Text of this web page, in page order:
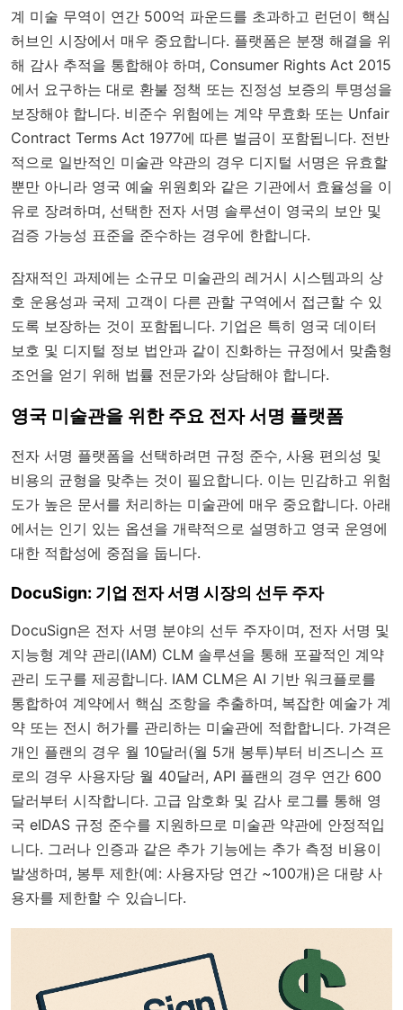
계 미술 무역이 연간 500억 파운드를 초과하고 런던이 핵심
허브인 시장에서 매우 중요합니다. 플랫폼은 분쟁 해결을 위
해 감사 추적을 통합해야 하며, Consumer Rights Act 2015
에서 요구하는 대로 환불 정책 또는 진정성 보증의 투명성을
보장해야 합니다. 비준수 위험에는 계약 무효화 또는 Unfair
Contract Terms Act 1977에 따른 벌금이 포함됩니다. 전반
적으로 일반적인 미술관 약관의 경우 디지털 서명은 유효할
뿐만 아니라 영국 예술 위원회와 같은 기관에서 효율성을 이
유로 장려하며, 선택한 전자 서명 솔루션이 영국의 보안 및
검증 가능성 표준을 준수하는 경우에 한합니다.
잠재적인 과제에는 소규모 미술관의 레거시 시스템과의 상
호 운용성과 국제 고객이 다른 관할 구역에서 접근할 수 있
도록 보장하는 것이 포함됩니다. 기업은 특히 영국 데이터
보호 및 디지털 정보 법안과 같이 진화하는 규정에서 맞춤형
조언을 얻기 위해 법률 전문가와 상담해야 합니다.
영국 미술관을 위한 주요 전자 서명 플랫폼
전자 서명 플랫폼을 선택하려면 규정 준수, 사용 편의성 및
비용의 균형을 맞추는 것이 필요합니다. 이는 민감하고 위험
도가 높은 문서를 처리하는 미술관에 매우 중요합니다. 아래
에서는 인기 있는 옵션을 개략적으로 설명하고 영국 운영에
대한 적합성에 중점을 둡니다.
DocuSign: 기업 전자 서명 시장의 선두 주자
DocuSign은 전자 서명 분야의 선두 주자이며, 전자 서명 및
지능형 계약 관리(IAM) CLM 솔루션을 통해 포괄적인 계약
관리 도구를 제공합니다. IAM CLM은 AI 기반 워크플로를
통합하여 계약에서 핵심 조항을 추출하며, 복잡한 예술가 계
약 또는 전시 허가를 관리하는 미술관에 적합합니다. 가격은
개인 플랜의 경우 월 10달러(월 5개 봉투)부터 비즈니스 프
로의 경우 사용자당 월 40달러, API 플랜의 경우 연간 600
달러부터 시작합니다. 고급 암호화 및 감사 로그를 통해 영
국 eIDAS 규정 준수를 지원하므로 미술관 약관에 안정적입
니다. 그러나 인증과 같은 추가 기능에는 추가 측정 비용이
발생하며, 봉투 제한(예: 사용자당 연간 ~100개)은 대량 사
용자를 제한할 수 있습니다.